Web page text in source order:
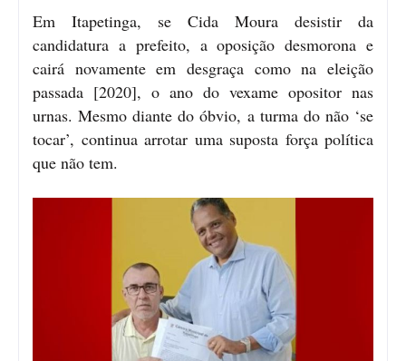
Em Itapetinga, se Cida Moura desistir da
candidatura a prefeito, a oposição desmorona e
cairá novamente em desgraça como na eleição
passada [2020], o ano do vexame opositor nas
urnas. Mesmo diante do óbvio, a turma do não ‘se
tocar’, continua arrotar uma suposta força política
que não tem.